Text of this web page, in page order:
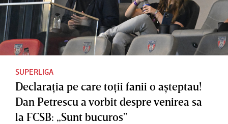
SUPERLIGA
Declaraţia pe care toţii fanii o aşteptau!
Dan Petrescu a vorbit despre venirea sa
la FCSB: „Sunt bucuros”